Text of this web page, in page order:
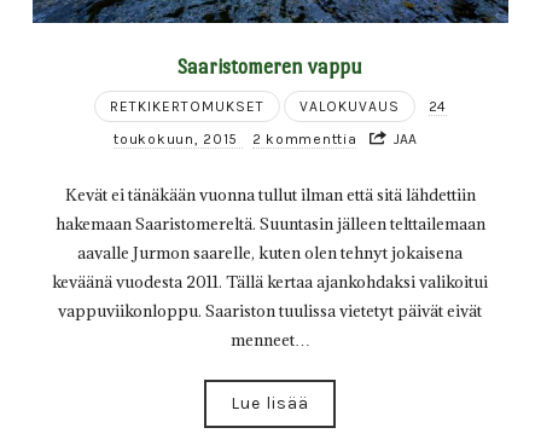
Saaristomeren vappu
RETKIKERTOMUKSET VALOKUVAUS
24
toukokuun, 2015
2 kommenttia JAA
Kevät ei tänäkään vuonna tullut ilman että sitä lähdettiin
hakemaan Saaristomereltä. Suuntasin jälleen telttailemaan
aavalle Jurmon saarelle, kuten olen tehnyt jokaisena
keväänä vuodesta 2011. Tällä kertaa ajankohdaksi valikoitui
vappuviikonloppu. Saariston tuulissa vietetyt päivät eivät
menneet…
Lue lisää